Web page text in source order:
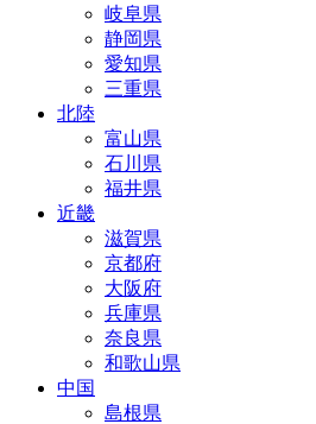
岐阜県
静岡県
愛知県
三重県
北陸
富山県
石川県
福井県
近畿
滋賀県
京都府
大阪府
兵庫県
奈良県
和歌山県
中国
島根県